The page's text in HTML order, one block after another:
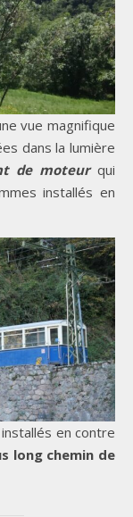
vue magnifique
dans la lumière
de moteurqui
installés en
en contre
long chemin de